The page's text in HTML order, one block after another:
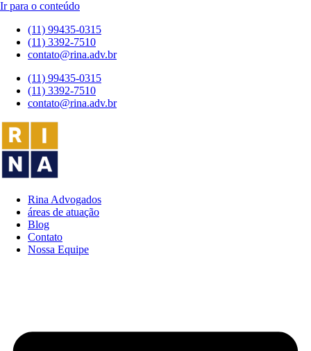
Ir para o conteúdo
(11) 99435-0315
(11) 3392-7510
contato@rina.adv.br
(11) 99435-0315
(11) 3392-7510
contato@rina.adv.br
Rina Advogados
áreas de atuação
Blog
Contato
Nossa Equipe